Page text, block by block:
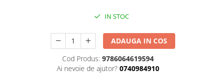
Publicistica / Reportaje / Interviuri
Sociologie si filozofie
IN STOC
ADAUGA IN COS
Cod Produs: 9786064619594
Ai nevoie de ajutor? 0740984910